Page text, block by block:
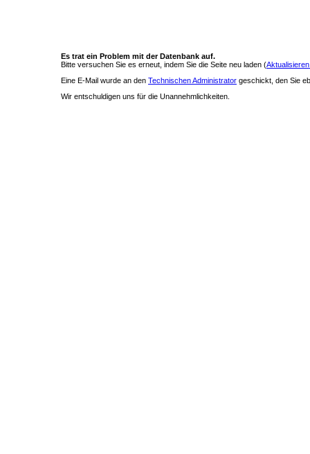
Es trat ein Problem mit der Datenbank auf.
Bitte versuchen Sie es erneut, indem Sie die Seite neu laden (
Eine E-Mail wurde an den Technischen Administrator geschickt, den Sie
Wir entschuldigen uns für die Unannehmlichkeiten.